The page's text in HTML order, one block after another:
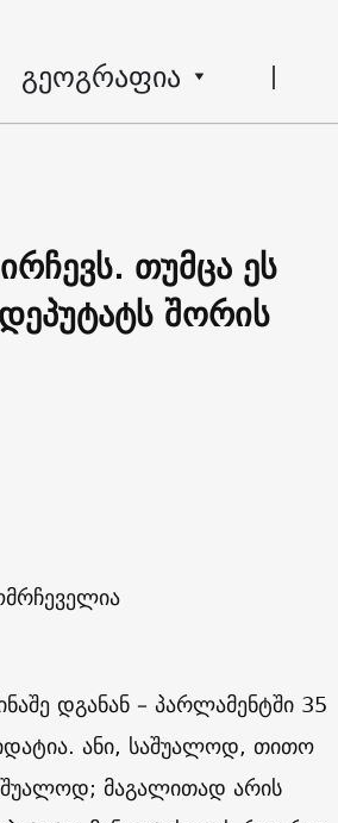
გეოგრაფია
თუმცა ეს
შორის
დგანან – პარლამენტში 35
ანი, საშუალოდ, თითო
მაგალითად არის